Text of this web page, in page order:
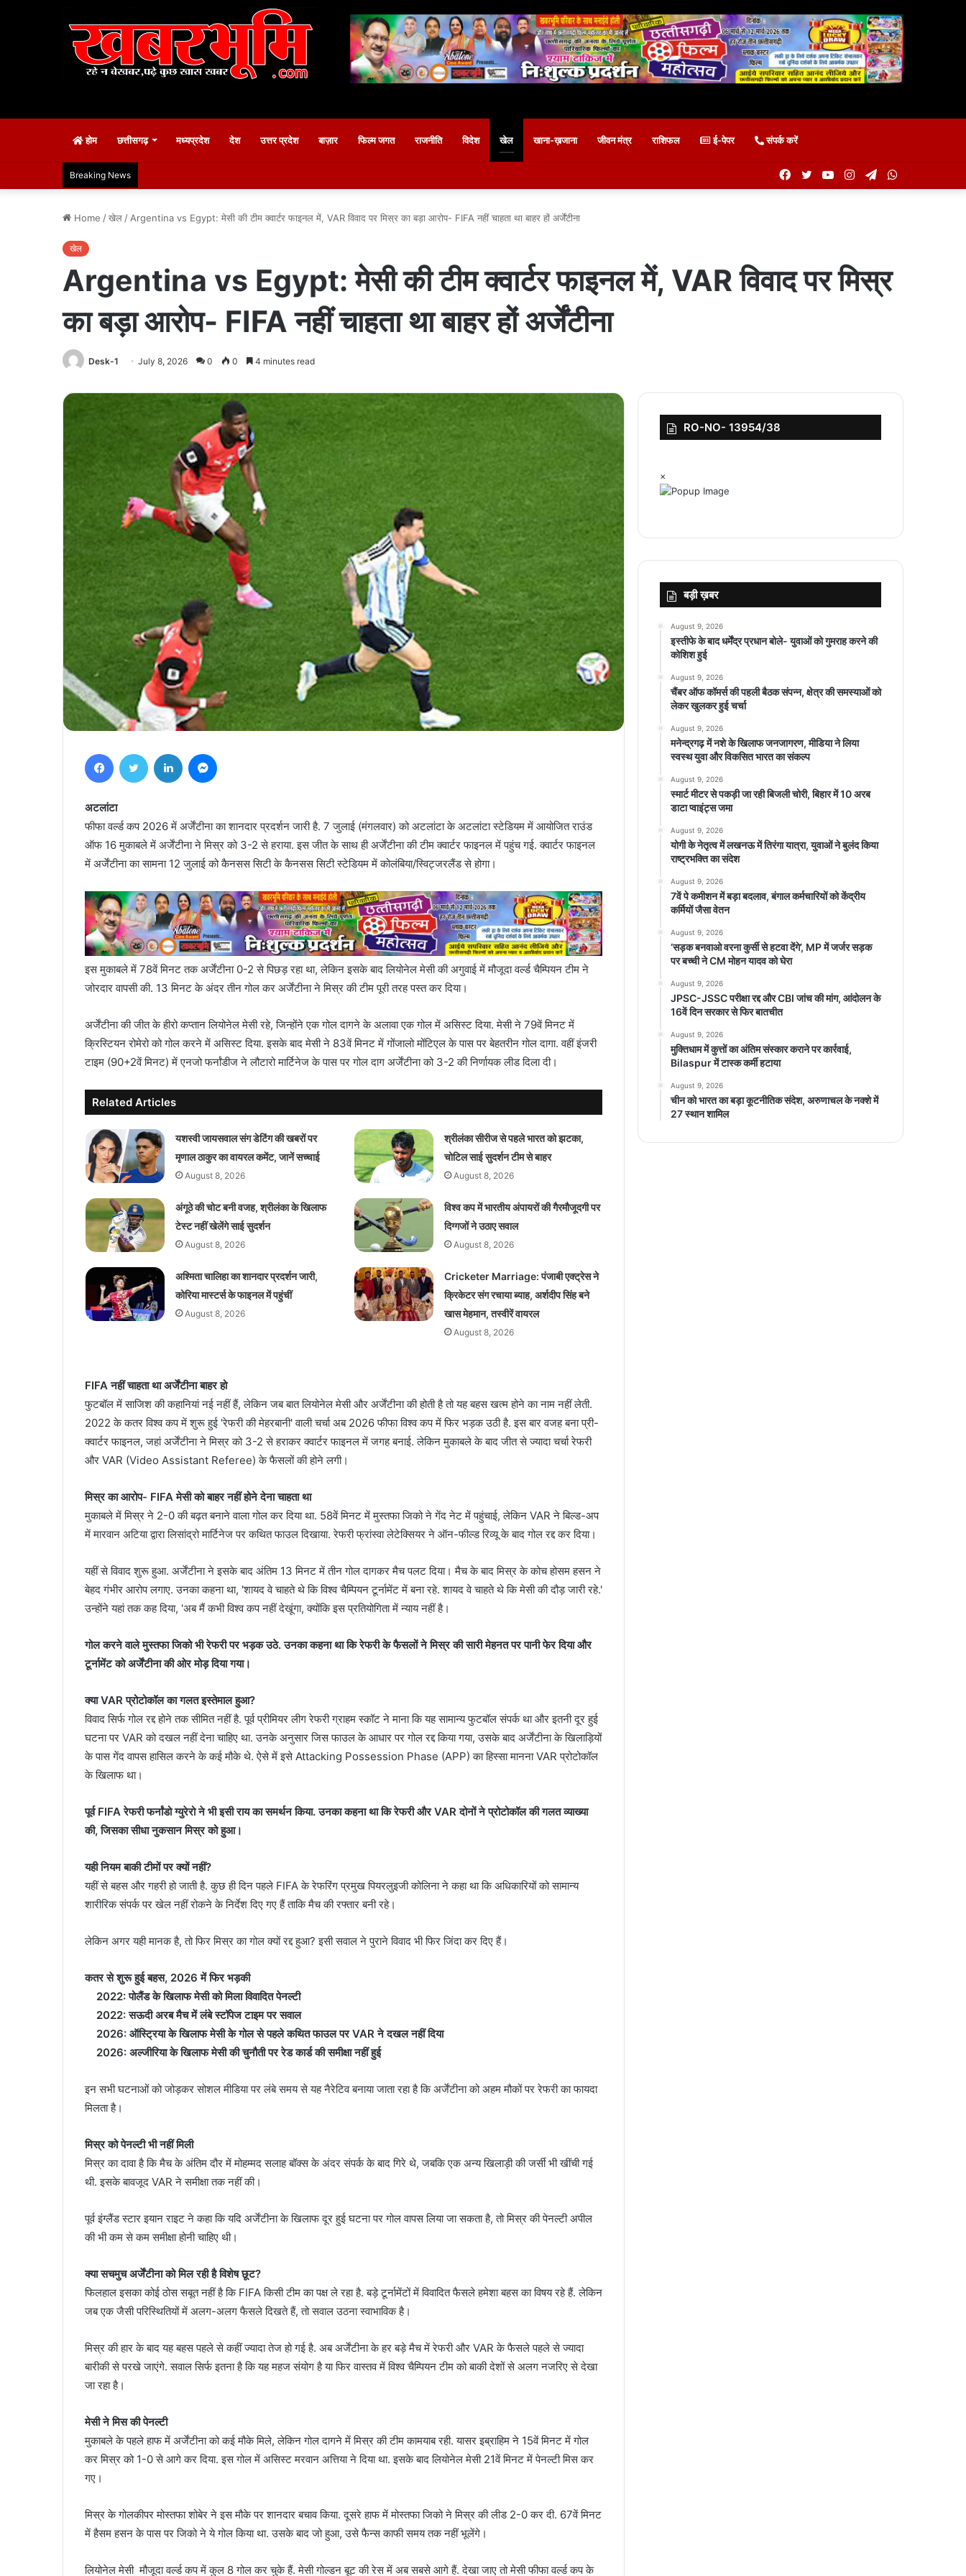
होम छत्तीसगढ़ मध्यप्रदेश देश उत्तर प्रदेश बाज़ार फिल्म जगत राजनीति विदेश खेल खाना-ख़जाना जीवन मंत्र राशिफल ई-पेपर संपर्क करें
Breaking News Telegram
Instagram
YouTube
Twitter
Facebook
Home /खेल / Argentina vs Egypt: मेसी की टीम क्वार्टर फाइनल में, VAR विवाद पर मिस्र का बड़ा आरोप- FIFA नहीं चाहता था बाहर हों अर्जेंटीना
खेल
Argentina vs Egypt: मेसी की टीम क्वार्टर फाइनल में, VAR विवाद पर मिस्र
का बड़ा आरोप- FIFA नहीं चाहता था बाहर हों अर्जेंटीना
Desk-1 July 8, 2026 0 0 4 minutes read
अटलांटा
फीफा वर्ल्ड कप 2026 में अर्जेंटीना का शानदार प्रदर्शन जारी है. 7 जुलाई (मंगलवार) को अटलांटा के अटलांटा स्टेडियम में आयोजित राउंड
ऑफ 16 मुकाबले में अर्जेंटीना ने मिस्र को 3-2 से हराया. इस जीत के साथ ही अर्जेंटीना की टीम क्वार्टर फाइनल में पहुंच गई. क्वार्टर फाइनल
में अर्जेंटीना का सामना 12 जुलाई को कैनसस सिटी के कैनसस सिटी स्टेडियम में कोलंबिया/स्विट्जरलैंड से होगा।
इस मुकाबले में 78वें मिनट तक अर्जेंटीना 0-2 से पिछड़ रहा था, लेकिन इसके बाद लियोनेल मेसी की अगुवाई में मौजूदा वर्ल्ड चैम्पियन टीम ने
जोरदार वापसी की. 13 मिनट के अंदर तीन गोल कर अर्जेंटीना ने मिस्र की टीम पूरी तरह पस्त कर दिया।
अर्जेंटीना की जीत के हीरो कप्तान लियोनेल मेसी रहे, जिन्होंने एक गोल दागने के अलावा एक गोल में असिस्ट दिया. मेसी ने 79वें मिनट में
क्रिस्टियन रोमेरो को गोल करने में असिस्ट दिया. इसके बाद मेसी ने 83वें मिनट में गोंजालो मोंटिएल के पास पर बेहतरीन गोल दागा. वहीं इंजरी
टाइम (90+2वें मिनट) में एनजो फर्नांडीज ने लौटारो मार्टिनेज के पास पर गोल दाग अर्जेंटीना को 3-2 की निर्णायक लीड दिला दी।
Related Articles
यशस्वी जायसवाल संग डेटिंग की खबरों पर
मृणाल ठाकुर का वायरल कमेंट, जानें सच्चाई
August 8, 2026
श्रीलंका सीरीज से पहले भारत को झटका,
चोटिल साई सुदर्शन टीम से बाहर
August 8, 2026
अंगूठे की चोट बनी वजह, श्रीलंका के खिलाफ
टेस्ट नहीं खेलेंगे साई सुदर्शन
August 8, 2026
विश्व कप में भारतीय अंपायरों की गैरमौजूदगी पर
दिग्गजों ने उठाए सवाल
August 8, 2026
अश्मिता चालिहा का शानदार प्रदर्शन जारी,
कोरिया मास्टर्स के फाइनल में पहुंचीं
August 8, 2026
Cricketer Marriage: पंजाबी एक्ट्रेस ने
क्रिकेटर संग रचाया ब्याह, अर्शदीप सिंह बने
खास मेहमान, तस्वीरें वायरल
August 8, 2026
FIFA नहीं चाहता था अर्जेंटीना बाहर हो
फुटबॉल में साजिश की कहानियां नई नहीं हैं, लेकिन जब बात लियोनेल मेसी और अर्जेंटीना की होती है तो यह बहस खत्म होने का नाम नहीं लेती.
2022 के कतर विश्व कप में शुरू हुई 'रेफरी की मेहरबानी' वाली चर्चा अब 2026 फीफा विश्व कप में फिर भड़क उठी है. इस बार वजह बना प्री-
क्वार्टर फाइनल, जहां अर्जेंटीना ने मिस्र को 3-2 से हराकर क्वार्टर फाइनल में जगह बनाई. लेकिन मुकाबले के बाद जीत से ज्यादा चर्चा रेफरी
और VAR (Video Assistant Referee) के फैसलों की होने लगी।
मिस्र का आरोप- FIFA मेसी को बाहर नहीं होने देना चाहता था
मुकाबले में मिस्र ने 2-0 की बढ़त बनाने वाला गोल कर दिया था. 58वें मिनट में मुस्तफा जिको ने गेंद नेट में पहुंचाई, लेकिन VAR ने बिल्ड-अप
में मारवान अटिया द्वारा लिसांद्रो मार्टिनेज पर कथित फाउल दिखाया. रेफरी फ्रांस्वा लेटेक्सियर ने ऑन-फील्ड रिव्यू के बाद गोल रद्द कर दिया।
यहीं से विवाद शुरू हुआ. अर्जेंटीना ने इसके बाद अंतिम 13 मिनट में तीन गोल दागकर मैच पलट दिया। मैच के बाद मिस्र के कोच होसम हसन ने
बेहद गंभीर आरोप लगाए. उनका कहना था, 'शायद वे चाहते थे कि विश्व चैम्पियन टूर्नामेंट में बना रहे. शायद वे चाहते थे कि मेसी की दौड़ जारी रहे.'
उन्होंने यहां तक कह दिया, 'अब मैं कभी विश्व कप नहीं देखूंगा, क्योंकि इस प्रतियोगिता में न्याय नहीं है।
गोल करने वाले मुस्तफा जिको भी रेफरी पर भड़क उठे. उनका कहना था कि रेफरी के फैसलों ने मिस्र की सारी मेहनत पर पानी फेर दिया और
टूर्नामेंट को अर्जेंटीना की ओर मोड़ दिया गया।
क्या VAR प्रोटोकॉल का गलत इस्तेमाल हुआ?
विवाद सिर्फ गोल रद्द होने तक सीमित नहीं है. पूर्व प्रीमियर लीग रेफरी ग्राहम स्कॉट ने माना कि यह सामान्य फुटबॉल संपर्क था और इतनी दूर हुई
घटना पर VAR को दखल नहीं देना चाहिए था. उनके अनुसार जिस फाउल के आधार पर गोल रद्द किया गया, उसके बाद अर्जेंटीना के खिलाड़ियों
के पास गेंद वापस हासिल करने के कई मौके थे. ऐसे में इसे Attacking Possession Phase (APP) का हिस्सा मानना VAR प्रोटोकॉल
के खिलाफ था।
पूर्व FIFA रेफरी फर्नांडो ग्युरेरो ने भी इसी राय का समर्थन किया. उनका कहना था कि रेफरी और VAR दोनों ने प्रोटोकॉल की गलत व्याख्या
की, जिसका सीधा नुकसान मिस्र को हुआ।
यही नियम बाकी टीमों पर क्यों नहीं?
यहीं से बहस और गहरी हो जाती है. कुछ ही दिन पहले FIFA के रेफरिंग प्रमुख पियरलुइजी कोलिना ने कहा था कि अधिकारियों को सामान्य
शारीरिक संपर्क पर खेल नहीं रोकने के निर्देश दिए गए हैं ताकि मैच की रफ्तार बनी रहे।
लेकिन अगर यही मानक है, तो फिर मिस्र का गोल क्यों रद्द हुआ? इसी सवाल ने पुराने विवाद भी फिर जिंदा कर दिए हैं।
कतर से शुरू हुई बहस, 2026 में फिर भड़की
2022: पोलैंड के खिलाफ मेसी को मिला विवादित पेनल्टी
2022: सऊदी अरब मैच में लंबे स्टॉपेज टाइम पर सवाल
2026: ऑस्ट्रिया के खिलाफ मेसी के गोल से पहले कथित फाउल पर VAR ने दखल नहीं दिया
2026: अल्जीरिया के खिलाफ मेसी की चुनौती पर रेड कार्ड की समीक्षा नहीं हुई
इन सभी घटनाओं को जोड़कर सोशल मीडिया पर लंबे समय से यह नैरेटिव बनाया जाता रहा है कि अर्जेंटीना को अहम मौकों पर रेफरी का फायदा
मिलता है।
मिस्र को पेनल्टी भी नहीं मिली
मिस्र का दावा है कि मैच के अंतिम दौर में मोहम्मद सलाह बॉक्स के अंदर संपर्क के बाद गिरे थे, जबकि एक अन्य खिलाड़ी की जर्सी भी खींची गई
थी. इसके बावजूद VAR ने समीक्षा तक नहीं की।
पूर्व इंग्लैंड स्टार इयान राइट ने कहा कि यदि अर्जेंटीना के खिलाफ दूर हुई घटना पर गोल वापस लिया जा सकता है, तो मिस्र की पेनल्टी अपील
की भी कम से कम समीक्षा होनी चाहिए थी।
क्या सचमुच अर्जेंटीना को मिल रही है विशेष छूट?
फिलहाल इसका कोई ठोस सबूत नहीं है कि FIFA किसी टीम का पक्ष ले रहा है. बड़े टूर्नामेंटों में विवादित फैसले हमेशा बहस का विषय रहे हैं. लेकिन
जब एक जैसी परिस्थितियों में अलग-अलग फैसले दिखते हैं, तो सवाल उठना स्वाभाविक है।
मिस्र की हार के बाद यह बहस पहले से कहीं ज्यादा तेज हो गई है. अब अर्जेंटीना के हर बड़े मैच में रेफरी और VAR के फैसले पहले से ज्यादा
बारीकी से परखे जाएंगे. सवाल सिर्फ इतना है कि यह महज संयोग है या फिर वास्तव में विश्व चैम्पियन टीम को बाकी देशों से अलग नजरिए से देखा
जा रहा है।
मेसी ने मिस की पेनल्टी
मुकाबले के पहले हाफ में अर्जेंटीना को कई मौके मिले, लेकिन गोल दागने में मिस्र की टीम कामयाब रही. यासर इब्राहिम ने 15वें मिनट में गोल
कर मिस्र को 1-0 से आगे कर दिया. इस गोल में असिस्ट मरवान अत्तिया ने दिया था. इसके बाद लियोनेल मेसी 21वें मिनट में पेनल्टी मिस कर
गए।
मिस्र के गोलकीपर मोस्तफा शोबेर ने इस मौके पर शानदार बचाव किया. दूसरे हाफ में मोस्तफा जिको ने मिस्र की लीड 2-0 कर दी. 67वें मिनट
में हैसम हसन के पास पर जिको ने ये गोल किया था. उसके बाद जो हुआ, उसे फैन्स काफी समय तक नहीं भूलेंगे।
लियोनेल मेसी मौजूदा वर्ल्ड कप में कुल 8 गोल कर चुके हैं. मेसी गोल्डन बूट की रेस में अब सबसे आगे हैं. देखा जाए तो मेसी फीफा वर्ल्ड कप के
RO-NO- 13954/38
×
बड़ी ख़बर
August 9, 2026
इस्तीफे के बाद धर्मेंद्र प्रधान बोले- युवाओं को गुमराह करने की
कोशिश हुई
August 9, 2026
चैंबर ऑफ कॉमर्स की पहली बैठक संपन्न, क्षेत्र की समस्याओं को
लेकर खुलकर हुई चर्चा
August 9, 2026
मनेन्द्रगढ़ में नशे के खिलाफ जनजागरण, मीडिया ने लिया
स्वस्थ युवा और विकसित भारत का संकल्प
August 9, 2026
स्मार्ट मीटर से पकड़ी जा रही बिजली चोरी, बिहार में 10 अरब
डाटा प्वाइंट्स जमा
August 9, 2026
योगी के नेतृत्व में लखनऊ में तिरंगा यात्रा, युवाओं ने बुलंद किया
राष्ट्रभक्ति का संदेश
August 9, 2026
7वें पे कमीशन में बड़ा बदलाव, बंगाल कर्मचारियों को केंद्रीय
कर्मियों जैसा वेतन
August 9, 2026
‘सड़क बनवाओ वरना कुर्सी से हटवा देंगे’, MP में जर्जर सड़क
पर बच्ची ने CM मोहन यादव को घेरा
August 9, 2026
JPSC-JSSC परीक्षा रद्द और CBI जांच की मांग, आंदोलन के
16वें दिन सरकार से फिर बातचीत
August 9, 2026
मुक्तिधाम में कुत्तों का अंतिम संस्कार कराने पर कार्रवाई,
Bilaspur में टास्क कर्मी हटाया
August 9, 2026
चीन को भारत का बड़ा कूटनीतिक संदेश, अरुणाचल के नक्शे में
27 स्थान शामिल